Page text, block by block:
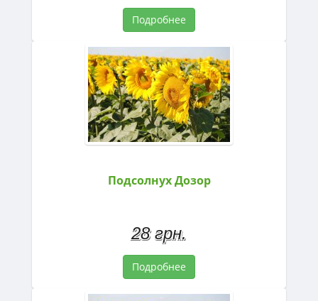
Подробнее
Подсолнух Дозор
28 грн.
Подробнее